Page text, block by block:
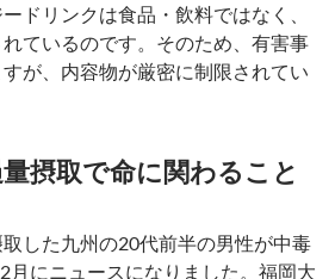
ドリンクは食品・飲料ではなく、
ているのです。そのため、有害事
が、内容物が厳密に制限されてい
摂取で命に関わること
した九州の20代前半の男性が中毒
月にニュースになりました。福岡大